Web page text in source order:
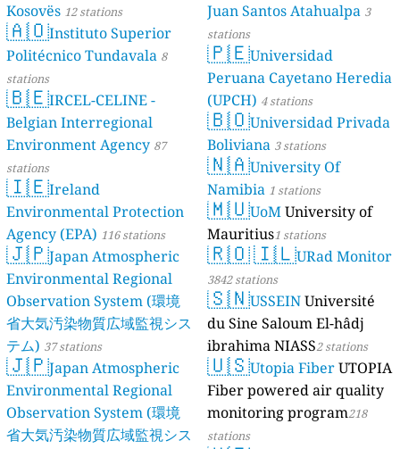
Kosovës 12 stations
🇦🇴Instituto Superior
Politécnico Tundavala 8
stations
🇧🇪IRCEL-CELINE -
Belgian Interregional
Environment Agency 87
stations
🇮🇪Ireland
Environmental Protection
Agency (EPA) 116 stations
🇯🇵Japan Atmospheric
Environmental Regional
Observation System (環境
省大気汚染物質広域監視シス
テム) 37 stations
🇯🇵Japan Atmospheric
Environmental Regional
Observation System (環境
省大気汚染物質広域監視シス
Juan Santos Atahualpa 3
stations
🇵🇪Universidad
Peruana Cayetano Heredia
(UPCH) 4 stations
🇧🇴Universidad Privada
Boliviana 3 stations
🇳🇦University Of
Namibia 1 stations
🇲🇺UoMUniversity of
Mauritius1 stations
🇷🇴🇮🇱URad Monitor
3842 stations
🇸🇳USSEINUniversité
du Sine Saloum El-hâdj
ibrahima NIASS2 stations
🇺🇸Utopia FiberUTOPIA
Fiber powered air quality
monitoring program218
stations